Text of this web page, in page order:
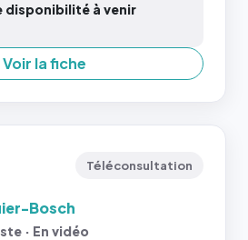
disponibilité à venir
Voir la fiche
Téléconsultation
Bosch
· En vidéo